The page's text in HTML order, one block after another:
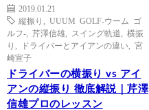
2019.01.21
縦振り
UUUM GOLF-ウーム ゴ
ルフ-
芹澤信雄 スイング軌道
横振
り
ドライバーとアイアンの違い
宮
崎宣子
ドライバーの横振り vs アイ
アンの縦振り 徹底解説｜芹澤
信雄プロのレッスン